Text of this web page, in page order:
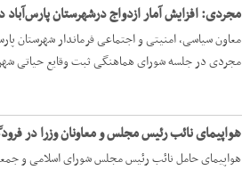
مجردی: افزایش آمار ازدواج درشهرستان پارس‌آباد در نیمه
معاون سیاسی، امنیتی و اجتماعی فرماندار شهرستان
مجردی در جلسه شورای هماهنگی ثبت وقایع حیاتی
هواپیمای نائب رئیس مجلس و معاونان وزرا در
هواپیمای حامل نائب رئیس مجلس شورای اسلامی و